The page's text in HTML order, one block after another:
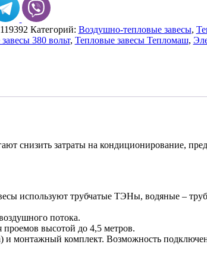
119392 Категорий: Воздушно-тепловые завесы,
380 вольт, Тепловые завесы Тепломаш,
снизить затраты на кондиционирование,
используют трубчатые ТЭНы, водяные –
потока.
проемов высотой до 4,5 метров.
монтажный комплект. Возможность